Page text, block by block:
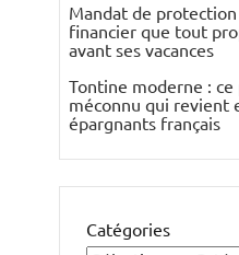
Mandat de
financier que tout
avant ses vacances
Tontine moderne :
méconnu qui revient
épargnants français
Catégories